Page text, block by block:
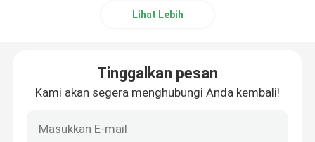
Lihat Lebih
Tinggalkan pesan
Kami akan segera menghubungi Anda kembali!